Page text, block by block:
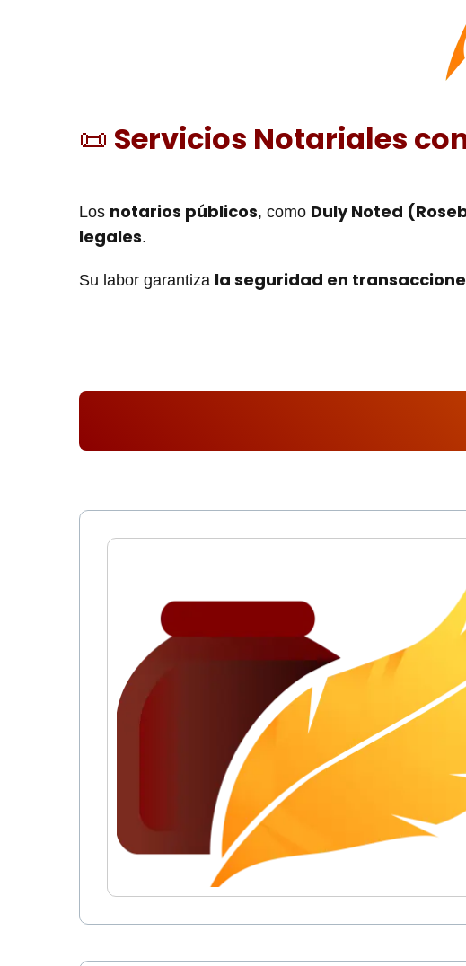
📜 Servicios Notariales
Los notarios públicos, como Duly Noted
legales.
Su labor garantiza la seguridad en